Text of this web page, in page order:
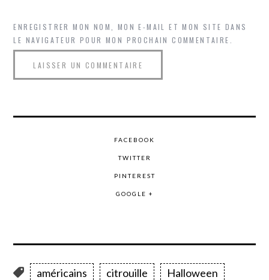
ENREGISTRER MON NOM, MON E-MAIL ET MON SITE DANS
LE NAVIGATEUR POUR MON PROCHAIN COMMENTAIRE.
FACEBOOK
TWITTER
PINTEREST
GOOGLE +
américains citrouille Halloween